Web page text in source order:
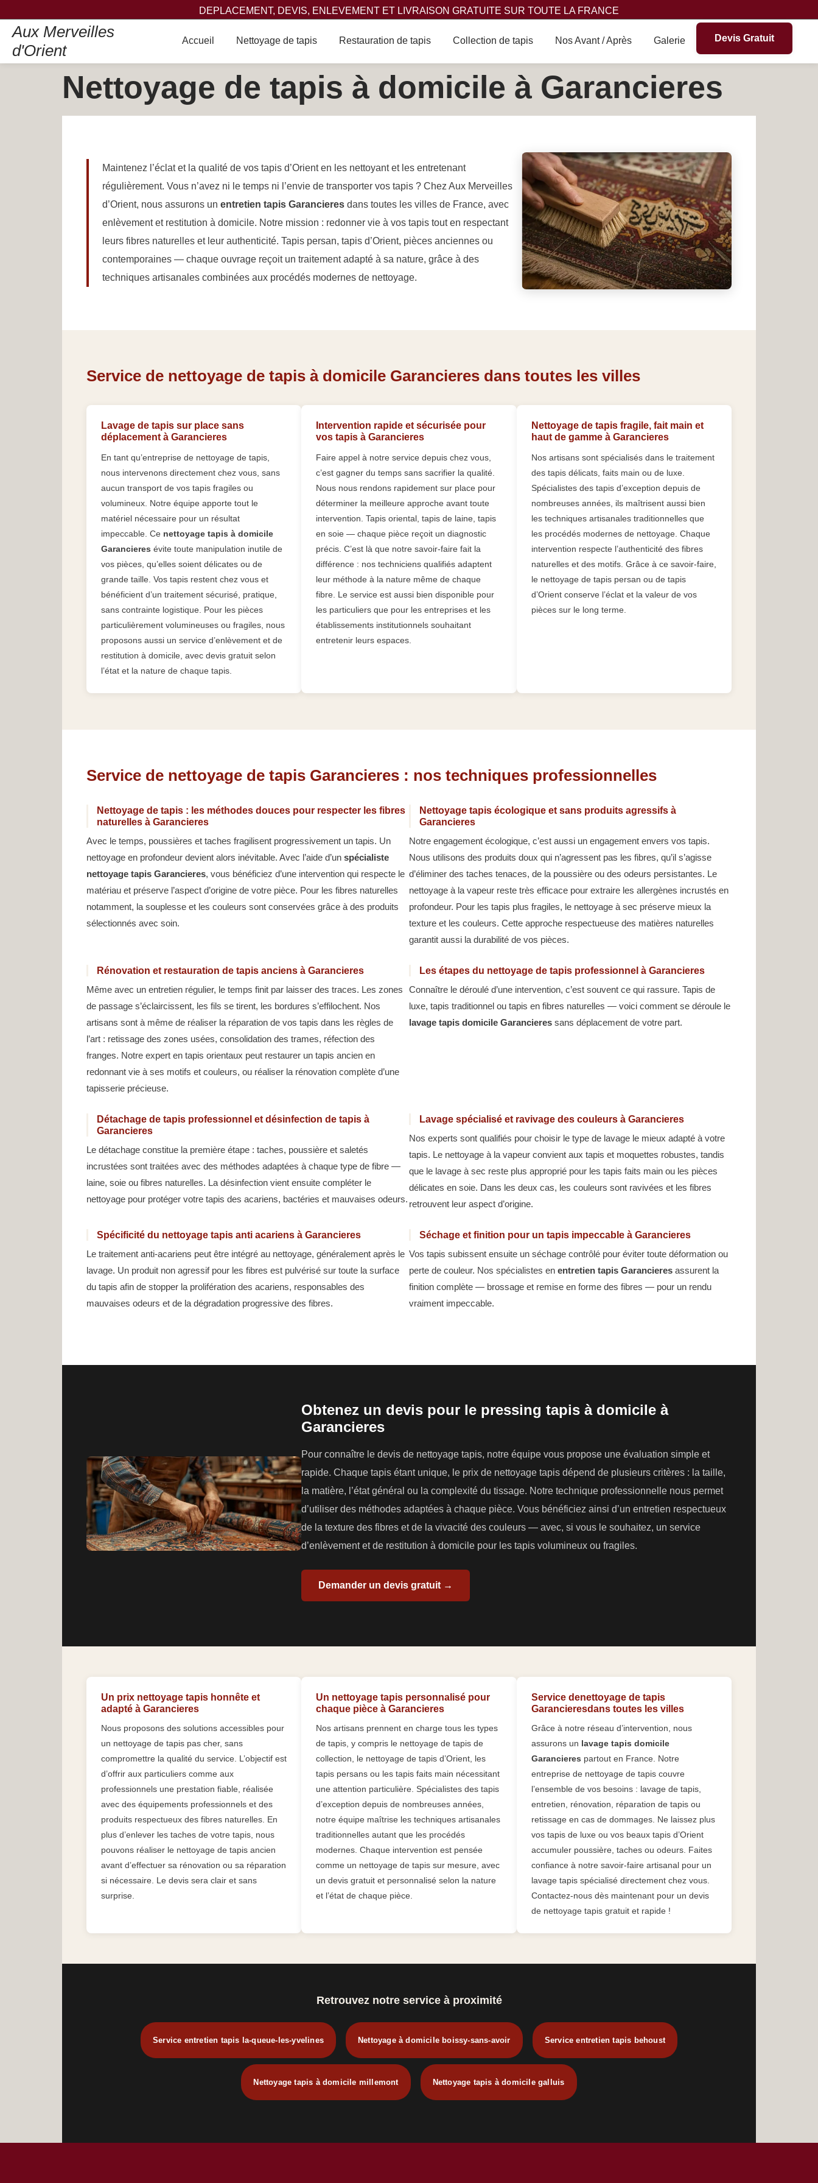
DEPLACEMENT, DEVIS, ENLEVEMENT ET LIVRAISON GRATUITE SUR TOUTE LA FRANCE
Aux Merveilles
d'Orient
Accueil Nettoyage de tapis Restauration de tapis Collection de tapis Nos Avant / Après Galerie Devis Gratuit
Nettoyage de tapis à domicile à Garancieres
Maintenez l’éclat et la qualité de vos tapis d’Orient en les nettoyant et les entretenant
régulièrement. Vous n’avez ni le temps ni l’envie de transporter vos tapis ? Chez Aux Merveilles
d’Orient, nous assurons un entretien tapis Garancieres dans toutes les villes de France, avec
enlèvement et restitution à domicile. Notre mission : redonner vie à vos tapis tout en respectant
leurs fibres naturelles et leur authenticité. Tapis persan, tapis d’Orient, pièces anciennes ou
contemporaines — chaque ouvrage reçoit un traitement adapté à sa nature, grâce à des
techniques artisanales combinées aux procédés modernes de nettoyage.
Service de nettoyage de tapis à domicile Garancieres dans toutes les villes
Lavage de tapis sur place sans
déplacement à Garancieres
En tant qu’entreprise de nettoyage de tapis,
nous intervenons directement chez vous, sans
aucun transport de vos tapis fragiles ou
volumineux. Notre équipe apporte tout le
matériel nécessaire pour un résultat
impeccable. Ce nettoyage tapis à domicile
Garancieres évite toute manipulation inutile de
vos pièces, qu’elles soient délicates ou de
grande taille. Vos tapis restent chez vous et
bénéficient d’un traitement sécurisé, pratique,
sans contrainte logistique. Pour les pièces
particulièrement volumineuses ou fragiles, nous
proposons aussi un service d’enlèvement et de
restitution à domicile, avec devis gratuit selon
l’état et la nature de chaque tapis.
Intervention rapide et sécurisée pour
vos tapis à Garancieres
Faire appel à notre service depuis chez vous,
c’est gagner du temps sans sacrifier la qualité.
Nous nous rendons rapidement sur place pour
déterminer la meilleure approche avant toute
intervention. Tapis oriental, tapis de laine, tapis
en soie — chaque pièce reçoit un diagnostic
précis. C’est là que notre savoir-faire fait la
différence : nos techniciens qualifiés adaptent
leur méthode à la nature même de chaque
fibre. Le service est aussi bien disponible pour
les particuliers que pour les entreprises et les
établissements institutionnels souhaitant
entretenir leurs espaces.
Nettoyage de tapis fragile, fait main et
haut de gamme à Garancieres
Nos artisans sont spécialisés dans le traitement
des tapis délicats, faits main ou de luxe.
Spécialistes des tapis d’exception depuis de
nombreuses années, ils maîtrisent aussi bien
les techniques artisanales traditionnelles que
les procédés modernes de nettoyage. Chaque
intervention respecte l’authenticité des fibres
naturelles et des motifs. Grâce à ce savoir-faire,
le nettoyage de tapis persan ou de tapis
d’Orient conserve l’éclat et la valeur de vos
pièces sur le long terme.
Service de nettoyage de tapis Garancieres : nos techniques professionnelles
Nettoyage de tapis : les méthodes douces pour respecter les fibres
naturelles à Garancieres
Avec le temps, poussières et taches fragilisent progressivement un tapis. Un
nettoyage en profondeur devient alors inévitable. Avec l’aide d’un spécialiste
nettoyage tapis Garancieres, vous bénéficiez d’une intervention qui respecte le
matériau et préserve l’aspect d’origine de votre pièce. Pour les fibres naturelles
notamment, la souplesse et les couleurs sont conservées grâce à des produits
sélectionnés avec soin.
Nettoyage tapis écologique et sans produits agressifs à
Garancieres
Notre engagement écologique, c’est aussi un engagement envers vos tapis.
Nous utilisons des produits doux qui n’agressent pas les fibres, qu’il s’agisse
d’éliminer des taches tenaces, de la poussière ou des odeurs persistantes. Le
nettoyage à la vapeur reste très efficace pour extraire les allergènes incrustés en
profondeur. Pour les tapis plus fragiles, le nettoyage à sec préserve mieux la
texture et les couleurs. Cette approche respectueuse des matières naturelles
garantit aussi la durabilité de vos pièces.
Rénovation et restauration de tapis anciens à Garancieres
Même avec un entretien régulier, le temps finit par laisser des traces. Les zones
de passage s’éclaircissent, les fils se tirent, les bordures s’effilochent. Nos
artisans sont à même de réaliser la réparation de vos tapis dans les règles de
l’art : retissage des zones usées, consolidation des trames, réfection des
franges. Notre expert en tapis orientaux peut restaurer un tapis ancien en
redonnant vie à ses motifs et couleurs, ou réaliser la rénovation complète d’une
tapisserie précieuse.
Les étapes du nettoyage de tapis professionnel à Garancieres
Connaître le déroulé d’une intervention, c’est souvent ce qui rassure. Tapis de
luxe, tapis traditionnel ou tapis en fibres naturelles — voici comment se déroule le
lavage tapis domicile Garancieres sans déplacement de votre part.
Détachage de tapis professionnel et désinfection de tapis à
Garancieres
Le détachage constitue la première étape : taches, poussière et saletés
incrustées sont traitées avec des méthodes adaptées à chaque type de fibre —
laine, soie ou fibres naturelles. La désinfection vient ensuite compléter le
nettoyage pour protéger votre tapis des acariens, bactéries et mauvaises odeurs.
Lavage spécialisé et ravivage des couleurs à Garancieres
Nos experts sont qualifiés pour choisir le type de lavage le mieux adapté à votre
tapis. Le nettoyage à la vapeur convient aux tapis et moquettes robustes, tandis
que le lavage à sec reste plus approprié pour les tapis faits main ou les pièces
délicates en soie. Dans les deux cas, les couleurs sont ravivées et les fibres
retrouvent leur aspect d’origine.
Spécificité du nettoyage tapis anti acariens à Garancieres
Le traitement anti-acariens peut être intégré au nettoyage, généralement après le
lavage. Un produit non agressif pour les fibres est pulvérisé sur toute la surface
du tapis afin de stopper la prolifération des acariens, responsables des
mauvaises odeurs et de la dégradation progressive des fibres.
Séchage et finition pour un tapis impeccable à Garancieres
Vos tapis subissent ensuite un séchage contrôlé pour éviter toute déformation ou
perte de couleur. Nos spécialistes en entretien tapis Garancieres assurent la
finition complète — brossage et remise en forme des fibres — pour un rendu
vraiment impeccable.
Obtenez un devis pour le pressing tapis à domicile à
Garancieres
Pour connaître le devis de nettoyage tapis, notre équipe vous propose une évaluation simple et
rapide. Chaque tapis étant unique, le prix de nettoyage tapis dépend de plusieurs critères : la taille,
la matière, l’état général ou la complexité du tissage. Notre technique professionnelle nous permet
d’utiliser des méthodes adaptées à chaque pièce. Vous bénéficiez ainsi d’un entretien respectueux
de la texture des fibres et de la vivacité des couleurs — avec, si vous le souhaitez, un service
d’enlèvement et de restitution à domicile pour les tapis volumineux ou fragiles.
Demander un devis gratuit →
Un prix nettoyage tapis honnête et
adapté à Garancieres
Nous proposons des solutions accessibles pour
un nettoyage de tapis pas cher, sans
compromettre la qualité du service. L’objectif est
d’offrir aux particuliers comme aux
professionnels une prestation fiable, réalisée
avec des équipements professionnels et des
produits respectueux des fibres naturelles. En
plus d’enlever les taches de votre tapis, nous
pouvons réaliser le nettoyage de tapis ancien
avant d’effectuer sa rénovation ou sa réparation
si nécessaire. Le devis sera clair et sans
surprise.
Un nettoyage tapis personnalisé pour
chaque pièce à Garancieres
Nos artisans prennent en charge tous les types
de tapis, y compris le nettoyage de tapis de
collection, le nettoyage de tapis d’Orient, les
tapis persans ou les tapis faits main nécessitant
une attention particulière. Spécialistes des tapis
d’exception depuis de nombreuses années,
notre équipe maîtrise les techniques artisanales
traditionnelles autant que les procédés
modernes. Chaque intervention est pensée
comme un nettoyage de tapis sur mesure, avec
un devis gratuit et personnalisé selon la nature
et l’état de chaque pièce.
Service denettoyage de tapis
Garancieresdans toutes les villes
Grâce à notre réseau d’intervention, nous
assurons un lavage tapis domicile
Garancieres partout en France. Notre
entreprise de nettoyage de tapis couvre
l’ensemble de vos besoins : lavage de tapis,
entretien, rénovation, réparation de tapis ou
retissage en cas de dommages. Ne laissez plus
vos tapis de luxe ou vos beaux tapis d’Orient
accumuler poussière, taches ou odeurs. Faites
confiance à notre savoir-faire artisanal pour un
lavage tapis spécialisé directement chez vous.
Contactez-nous dès maintenant pour un devis
de nettoyage tapis gratuit et rapide !
Retrouvez notre service à proximité
Service entretien tapis la-queue-les-yvelines Nettoyage à domicile boissy-sans-avoir Service entretien tapis behoust
Nettoyage tapis à domicile millemont Nettoyage tapis à domicile galluis